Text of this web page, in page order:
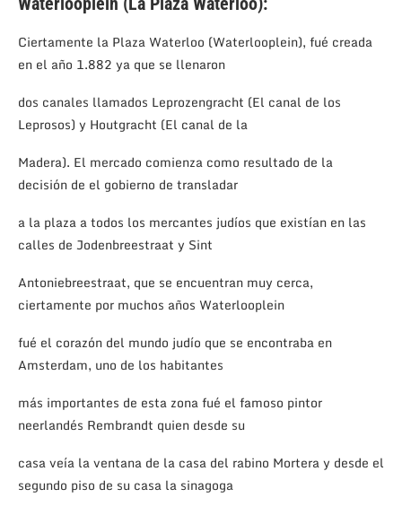
Ciertamente la Plaza Waterloo (Waterlooplein), fué creada
en el año 1.882 ya que se llenaron
dos canales llamados Leprozengracht (El canal de los
Leprosos) y Houtgracht (El canal de la
Madera). El mercado comienza como resultado de la
decisión de el gobierno de transladar
a la plaza a todos los mercantes judíos que existían en las
calles de Jodenbreestraat y Sint
Antoniebreestraat, que se encuentran muy cerca,
ciertamente por muchos años Waterlooplein
fué el corazón del mundo judío que se encontraba en
Amsterdam, uno de los habitantes
más importantes de esta zona fué el famoso pintor
neerlandés Rembrandt quien desde su
casa veía la ventana de la casa del rabino Mortera y desde el
segundo piso de su casa la sinagoga